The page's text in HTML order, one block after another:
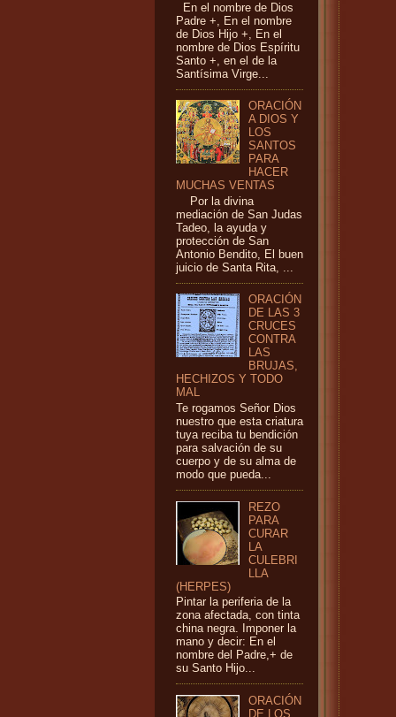
En el nombre de Dios
Padre +, En el nombre
de Dios Hijo +, En el
nombre de Dios Espíritu
Santo +, en el de la
Santísima Virge...
ORACIÓN
A DIOS Y
LOS
SANTOS
PARA
HACER
MUCHAS VENTAS
Por la divina
mediación de San Judas
Tadeo, la ayuda y
protección de San
Antonio Bendito, El buen
juicio de Santa Rita, ...
ORACIÓN
DE LAS 3
CRUCES
CONTRA
LAS
BRUJAS,
HECHIZOS Y TODO
MAL
Te rogamos Señor Dios
nuestro que esta criatura
tuya reciba tu bendición
para salvación de su
cuerpo y de su alma de
modo que pueda...
REZO
PARA
CURAR
LA
CULEBRI
LLA
(HERPES)
Pintar la periferia de la
zona afectada, con tinta
china negra. Imponer la
mano y decir: En el
nombre del Padre,+ de
su Santo Hijo...
ORACIÓN
DE LOS